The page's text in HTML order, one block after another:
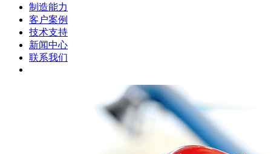
制造能力
客户案例
技术支持
新闻中心
联系我们